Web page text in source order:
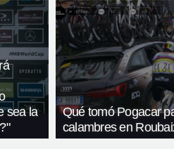
sea la
Qué tomó Pogacar
calambres en